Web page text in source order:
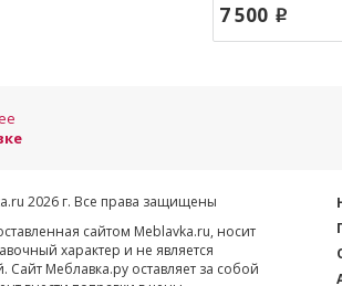
7 500 p
2026 г. Все права защищены
сайтом Meblavka.ru, носит
характер и не является
Меблавка.ру оставляет за собой